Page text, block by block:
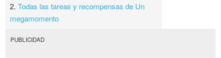
2.Todas las tareas y recompensas de Un
megamomento
PUBLICIDAD